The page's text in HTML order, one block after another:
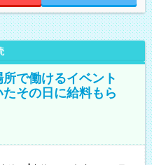
で働けるイベント
その日に給料もら